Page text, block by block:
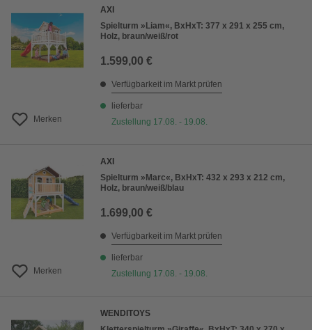
Merken
AXI
Spielturm »Liam«, BxHxT: 377 x 291 x 255 cm,
Holz, braun/weiß/rot
1.599,00 €
Verfügbarkeit im Markt prüfen
lieferbar
Zustellung 17.08. - 19.08.
Merken
AXI
Spielturm »Marc«, BxHxT: 432 x 293 x 212 cm,
Holz, braun/weiß/blau
1.699,00 €
Verfügbarkeit im Markt prüfen
lieferbar
Zustellung 17.08. - 19.08.
WENDITOYS